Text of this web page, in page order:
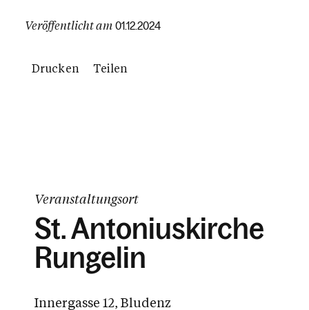
Veröffentlicht am 01.12.2024
Drucken Teilen
Veranstaltungsort
St. Antoniuskirche
Rungelin
Innergasse 12, Bludenz